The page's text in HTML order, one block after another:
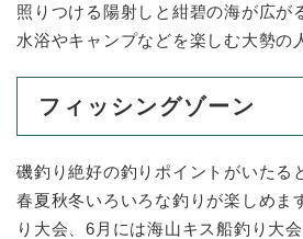
照りつける陽射しと紺碧の海が広が
水浴やキャンプなどを楽しむ大勢の
フィッシングゾーン
磯釣り絶好の釣りポイントがいたる
春夏秋冬いろいろな釣りが楽しめま
り大会、6月には海山キス船釣り大